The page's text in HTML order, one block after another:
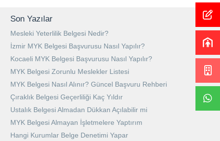
Son Yazılar
Mesleki Yeterlilik Belgesi Nedir?
İzmir MYK Belgesi Başvurusu Nasıl Yapılır?
Kocaeli MYK Belgesi Başvurusu Nasıl Yapılır?
MYK Belgesi Zorunlu Meslekler Listesi
MYK Belgesi Nasıl Alınır? Güncel Başvuru Rehberi
Çıraklık Belgesi Geçerliliği Kaç Yıldır
Ustalık Belgesi Almadan Dükkan Açılabilir mi
MYK Belgesi Almayan İşletmelere Yaptırım
Hangi Kurumlar Belge Denetimi Yapar